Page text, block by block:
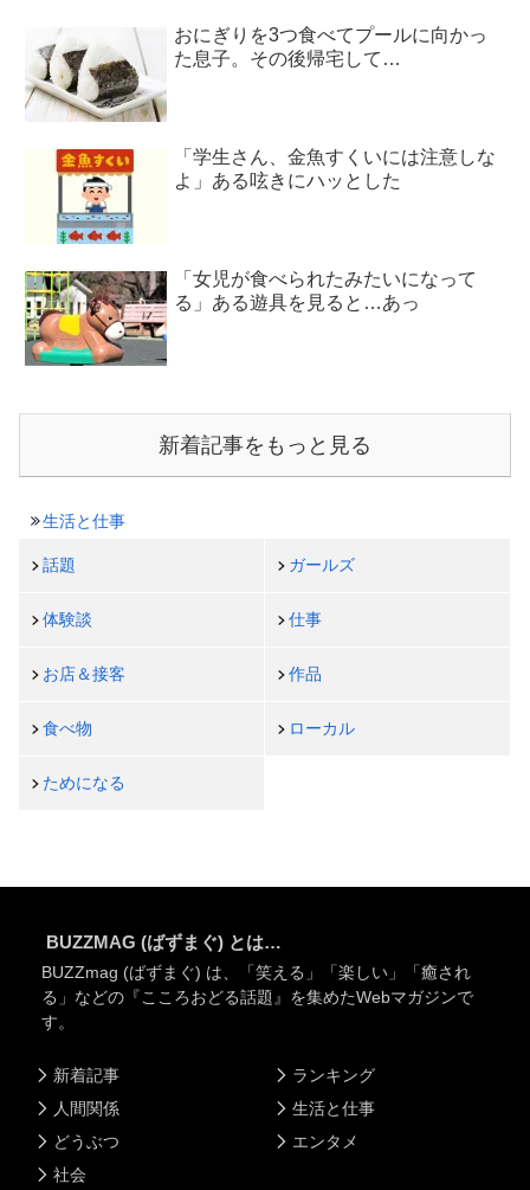
おにぎりを3つ食べてプールに向かっ
た息子。その後帰宅して…
「学生さん、金魚すくいには注意しな
よ」ある呟きにハッとした
「女児が食べられたみたいになって
る」ある遊具を見ると…あっ
新着記事をもっと見る
生活と仕事
話題 ガールズ
体験談 仕事
お店＆接客 作品
食べ物 ローカル
ためになる
BUZZMAG (ばずまぐ) とは…
BUZZmag (ばずまぐ) は、「笑える」「楽しい」「癒され
る」などの『こころおどる話題』を集めたWebマガジンで
す。
新着記事
人間関係
どうぶつ
社会
ランキング
生活と仕事
エンタメ